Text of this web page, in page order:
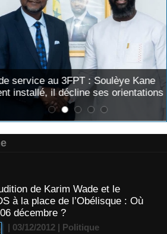
3FPT : Soulèye Kane
il décline ses orientations
de Karim Wade et le
à la place de l’Obélisque : Où
décembre ?
| 03/12/2012 | Politique